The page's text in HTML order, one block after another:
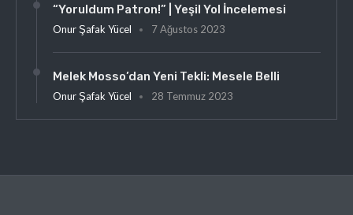
“Yoruldum Patron!” | Yeşil Yol İncelemesi
Onur Şafak Yücel 7 Ağustos 2023
Melek Mosso’dan Yeni Tekli: Mesele Belli
Onur Şafak Yücel 28 Temmuz 2023